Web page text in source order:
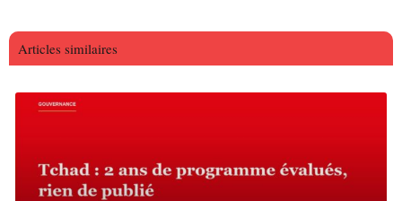
Articles similaires